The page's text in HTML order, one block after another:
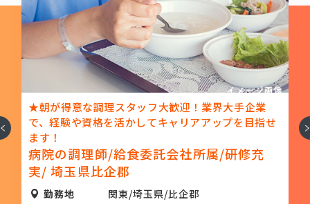
得意な調理スタッフ大歓迎！業界大手企業
験や資格を活かしてキャリアアップを目指せ
の調理師/給食委託会社所属/研修充
玉県比企郡
関東/埼玉県/比企郡
★人気の法
で働く正社
めを中心
事です
次